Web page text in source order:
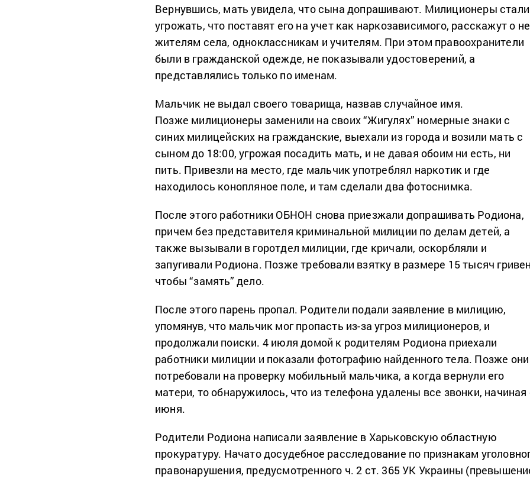
Вернувшись, мать увидела, что сына допрашивают. Милиционеры стали
угрожать, что поставят его на учет как наркозависимого, расскажут о
жителям села, одноклассникам и учителям. При этом правоохранители
были в гражданской одежде, не показывали удостоверений, а
представлялись только по именам.
Мальчик не выдал своего товарища, назвав случайное имя.
Позже милиционеры заменили на своих “Жигулях” номерные знаки с
синих милицейских на гражданские, выехали из города и возили мать с
сыном до 18:00, угрожая посадить мать, и не давая обоим ни есть, ни
пить. Привезли на место, где мальчик употреблял наркотик и где
находилось конопляное поле, и там сделали два фотоснимка.
После этого работники ОБНОН снова приезжали допрашивать Родиона,
причем без представителя криминальной милиции по делам детей, а
также вызывали в горотдел милиции, где кричали, оскорбляли и
запугивали Родиона. Позже требовали взятку в размере 15 тысяч
чтобы “замять” дело.
После этого парень пропал. Родители подали заявление в милицию,
упомянув, что мальчик мог пропасть из-за угроз милиционеров, и
продолжали поиски. 4 июля домой к родителям Родиона приехали
работники милиции и показали фотографию найденного тела. Позже они
потребовали на проверку мобильный мальчика, а когда вернули его
матери, то обнаружилось, что из телефона удалены все звонки, начиная
июня.
Родители Родиона написали заявление в Харьковскую областную
прокуратуру. Начато досудебное расследование по признакам
правонарушения, предусмотренного ч. 2 ст. 365 УК Украины